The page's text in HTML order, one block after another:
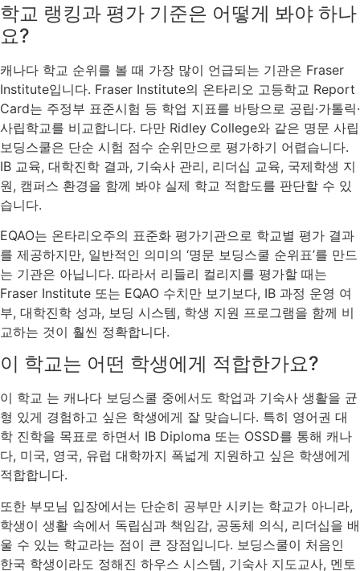
학교 랭킹과 평가 기준은 어떻게 봐야 하나
요?
캐나다 학교 순위를 볼 때 가장 많이 언급되는 기관은 Fraser
Institute입니다. Fraser Institute의 온타리오 고등학교 Report
Card는 주정부 표준시험 등 학업 지표를 바탕으로 공립·가톨릭·
사립학교를 비교합니다. 다만 Ridley College와 같은 명문 사립
보딩스쿨은 단순 시험 점수 순위만으로 평가하기 어렵습니다.
IB 교육, 대학진학 결과, 기숙사 관리, 리더십 교육, 국제학생 지
원, 캠퍼스 환경을 함께 봐야 실제 학교 적합도를 판단할 수 있
습니다.
EQAO는 온타리오주의 표준화 평가기관으로 학교별 평가 결과
를 제공하지만, 일반적인 의미의 ‘명문 보딩스쿨 순위표’를 만드
는 기관은 아닙니다. 따라서 리들리 컬리지를 평가할 때는
Fraser Institute 또는 EQAO 수치만 보기보다, IB 과정 운영 여
부, 대학진학 성과, 보딩 시스템, 학생 지원 프로그램을 함께 비
교하는 것이 훨씬 정확합니다.
이 학교는 어떤 학생에게 적합한가요?
이 학교 는 캐나다 보딩스쿨 중에서도 학업과 기숙사 생활을 균
형 있게 경험하고 싶은 학생에게 잘 맞습니다. 특히 영어권 대
학 진학을 목표로 하면서 IB Diploma 또는 OSSD를 통해 캐나
다, 미국, 영국, 유럽 대학까지 폭넓게 지원하고 싶은 학생에게
적합합니다.
또한 부모님 입장에서는 단순히 공부만 시키는 학교가 아니라,
학생이 생활 속에서 독립심과 책임감, 공동체 의식, 리더십을 배
울 수 있는 학교라는 점이 큰 장점입니다. 보딩스쿨이 처음인
한국 학생이라도 정해진 하우스 시스템, 기숙사 지도교사, 멘토